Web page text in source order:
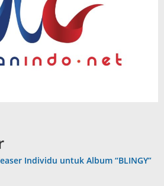
Individu untuk Album “BLINGY”